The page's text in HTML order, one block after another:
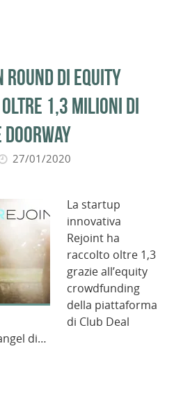
round di equity
1,3 milioni di
27/01/2020
La startup
innovativa
Rejoint ha
raccolto oltre 1,3
grazie all’equity
crowdfunding
della piattaforma
di Club Deal
di…